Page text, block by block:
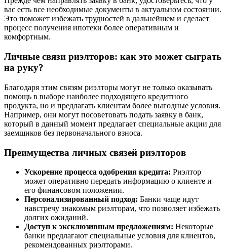
вас есть все необходимые документы в актуальном состоянии.
Это поможет избежать трудностей в дальнейшем и сделает
процесс получения ипотеки более оперативным и
комфортным.
Личные связи риэлторов: как это может сыграть
на руку?
Благодаря этим связям риэлторы могут не только оказывать
помощь в выборе наиболее подходящего кредитного
продукта, но и предлагать клиентам более выгодные условия.
Например, они могут посоветовать подать заявку в банк,
который в данный момент предлагает специальные акции для
заемщиков без первоначального взноса.
Преимущества личных связей риэлторов
Ускорение процесса одобрения кредита: Риэлтор
может оперативно передать информацию о клиенте и
его финансовом положении.
Персонализированный подход: Банки чаще идут
навстречу знакомым риэлторам, что позволяет избежать
долгих ожиданий.
Доступ к эксклюзивным предложениям: Некоторые
банки предлагают специальные условия для клиентов,
рекомендованных риэлторами.